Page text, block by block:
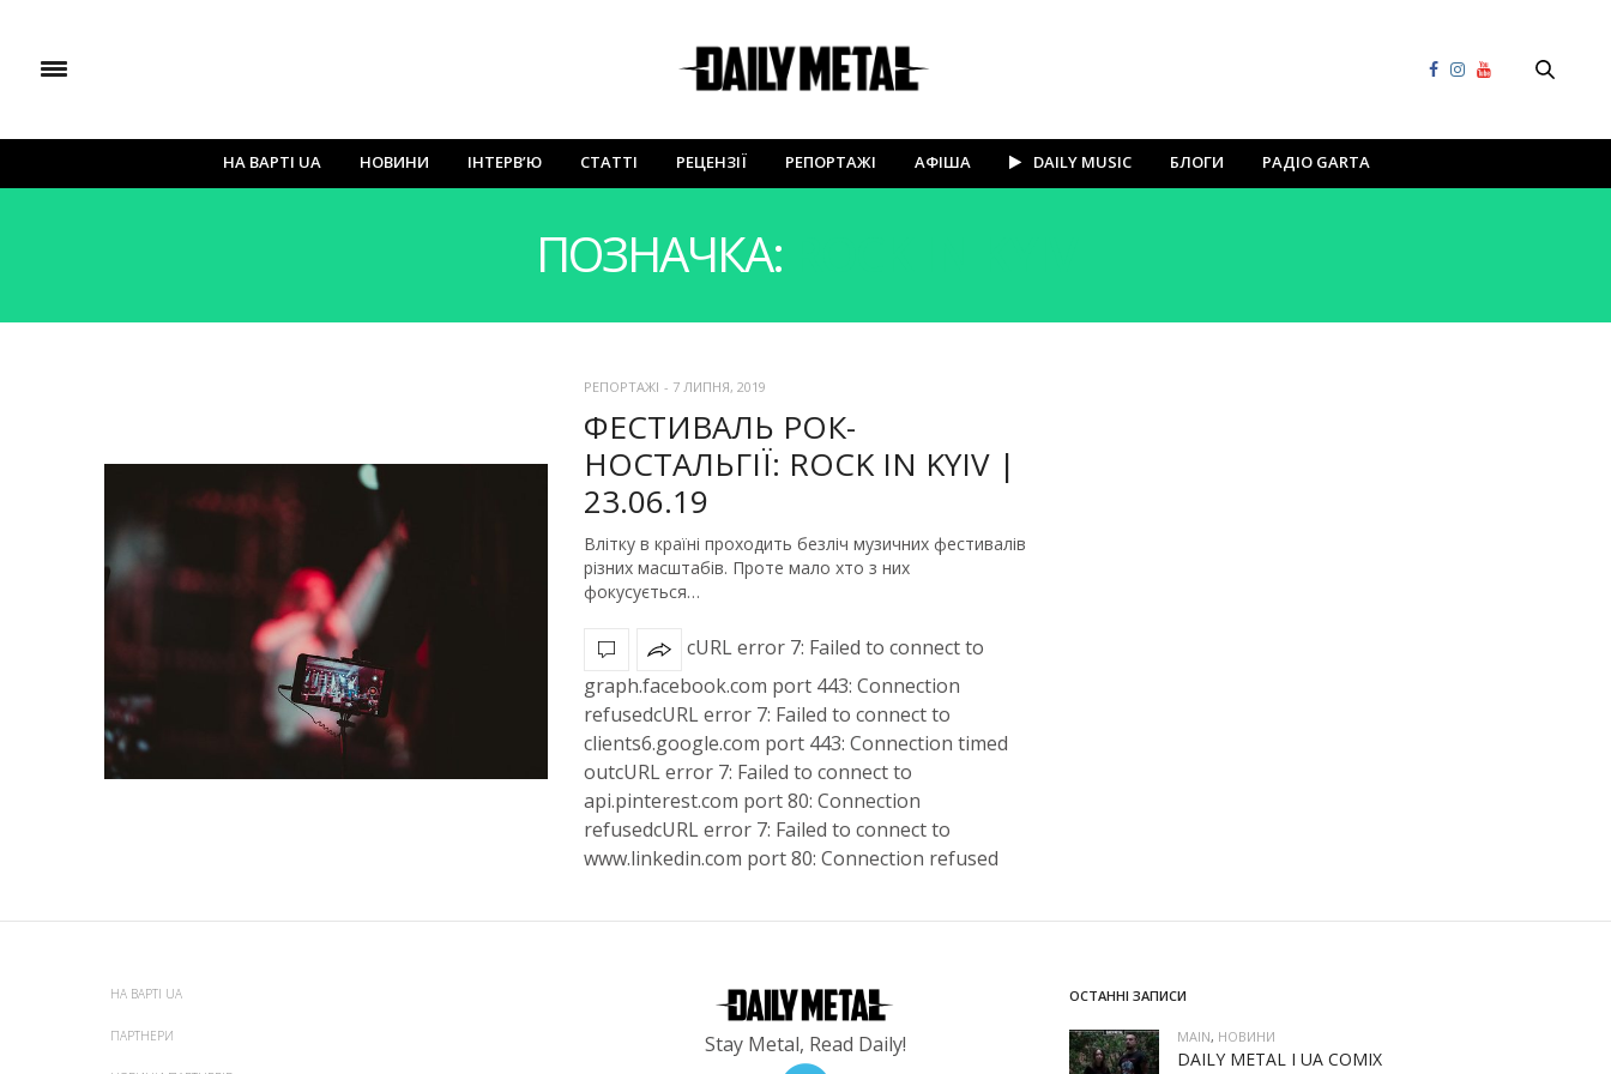
НА ВАРТІ UA НОВИНИ ІНТЕРВ’Ю СТАТТІ РЕЦЕНЗІЇ РЕПОРТАЖІ АФІША DAILY MUSIC БЛОГИ РАДІО GARTA
ПОЗНАЧКА:
РЕПОРТАЖІ - 7 ЛИПНЯ, 2019
ФЕСТИВАЛЬ РОК-
НОСТАЛЬГІЇ: ROCK IN KYIV |
23.06.19
Влітку в країні проходить безліч музичних фестивалів
різних масштабів. Проте мало хто з них
фокусується…
cURL error 7: Failed to connect to
graph.facebook.com port 443: Connection
refusedcURL error 7: Failed to connect to
clients6.google.com port 443: Connection timed
outcURL error 7: Failed to connect to
api.pinterest.com port 80: Connection
refusedcURL error 7: Failed to connect to
www.linkedin.com port 80: Connection refused
НА ВАРТІ UA
ПАРТНЕРИ Stay Metal, Read Daily!
ОСТАННІ ЗАПИСИ
MAIN, НОВИНИ
DAILY METAL І UA COMIX